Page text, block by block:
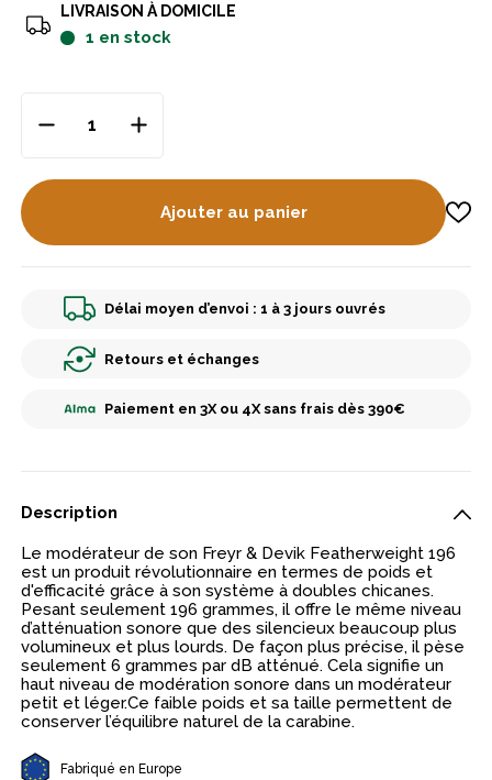
LIVRAISON À DOMICILE
1 en stock
Ajouter au panier
Délai moyen d’envoi : 1 à 3 jours ouvrés
Retours et échanges
Paiement en 3X ou 4X sans frais dès 390€
Description
Le modérateur de son Freyr & Devik Featherweight 196
est un produit révolutionnaire en termes de poids et
d'efficacité grâce à son système à doubles chicanes.
Pesant seulement 196 grammes, il offre le même niveau
d’atténuation sonore que des silencieux beaucoup plus
volumineux et plus lourds. De façon plus précise, il pèse
seulement 6 grammes par dB atténué. Cela signifie un
haut niveau de modération sonore dans un modérateur
petit et léger.Ce faible poids et sa taille permettent de
conserver l’équilibre naturel de la carabine.
Fabriqué en Europe